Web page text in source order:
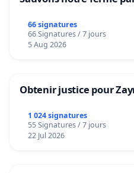
66 signatures
66 Signatures / 7 jours
5 Aug 2026
Obtenir justice pour
1 024 signatures
55 Signatures / 7 jours
22 Jul 2026